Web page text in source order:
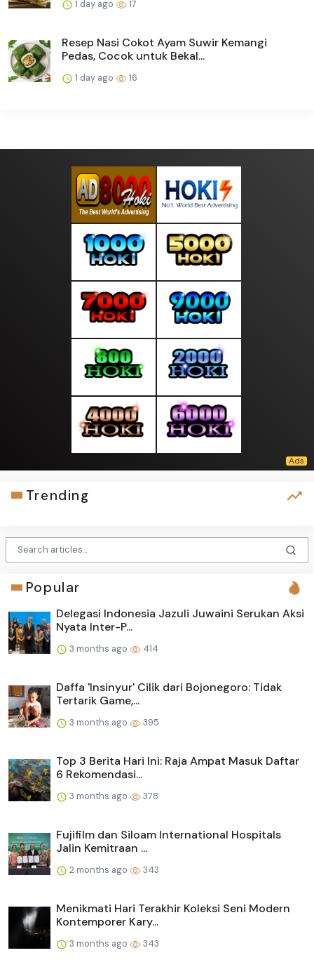
1 day ago 17
Resep Nasi Cokot Ayam Suwir Kemangi
Pedas, Cocok untuk Bekal...
1 day ago 16
Trending
Popular
Delegasi Indonesia Jazuli Juwaini Serukan Aksi
Nyata Inter-P...
3 months ago 414
Daffa 'Insinyur' Cilik dari Bojonegoro: Tidak
Tertarik Game,...
3 months ago 395
Top 3 Berita Hari Ini: Raja Ampat Masuk Daftar
6 Rekomendasi...
3 months ago 378
Fujifilm dan Siloam International Hospitals
Jalin Kemitraan ...
2 months ago 343
Menikmati Hari Terakhir Koleksi Seni Modern
Kontemporer Kary...
3 months ago 343